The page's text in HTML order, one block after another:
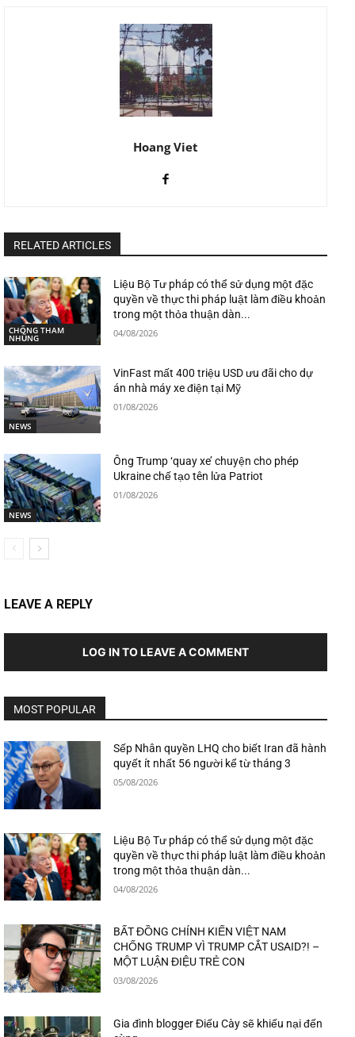
Hoang Viet
RELATED ARTICLES
CHỐNG THAM
NHŨNG
Liệu Bộ Tư pháp có thể sử dụng một đặc
quyền về thực thi pháp luật làm điều khoản
trong một thỏa thuận dàn...
04/08/2026
NEWS
VinFast mất 400 triệu USD ưu đãi cho dự
án nhà máy xe điện tại Mỹ
01/08/2026
NEWS
Ông Trump ‘quay xe’ chuyện cho phép
Ukraine chế tạo tên lửa Patriot
01/08/2026
LEAVE A REPLY
LOG IN TO LEAVE A COMMENT
MOST POPULAR
Sếp Nhân quyền LHQ cho biết Iran đã hành
quyết ít nhất 56 người kể từ tháng 3
05/08/2026
Liệu Bộ Tư pháp có thể sử dụng một đặc
quyền về thực thi pháp luật làm điều khoản
trong một thỏa thuận dàn...
04/08/2026
BẤT ĐỒNG CHÍNH KIẾN VIỆT NAM
CHỐNG TRUMP VÌ TRUMP CẮT USAID?! –
MỘT LUẬN ĐIỆU TRẺ CON
03/08/2026
Gia đình blogger Điếu Cày sẽ khiếu nại đến